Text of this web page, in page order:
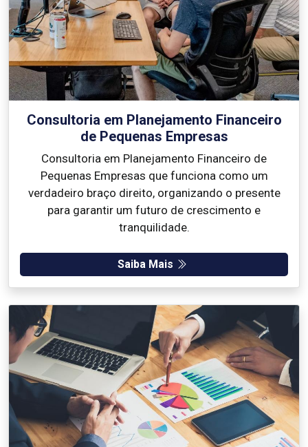
Consultoria em Planejamento Financeiro
de Pequenas Empresas
Consultoria em Planejamento Financeiro de
Pequenas Empresas que funciona como um
verdadeiro braço direito, organizando o presente
para garantir um futuro de crescimento e
tranquilidade.
Saiba Mais